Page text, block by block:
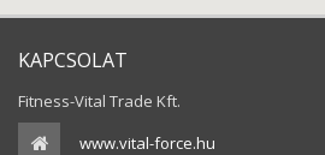
KAPCSOLAT
Fitness-Vital Trade Kft.
www.vital-force.hu